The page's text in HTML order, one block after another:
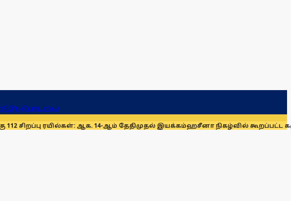
இந்தியாஉலகம்
ஆக. 14-ஆம் தேதிமுதல் இயக்கம்ஹசீனா நிகழ்வில் கூறப்பட்ட கருத்துகளை